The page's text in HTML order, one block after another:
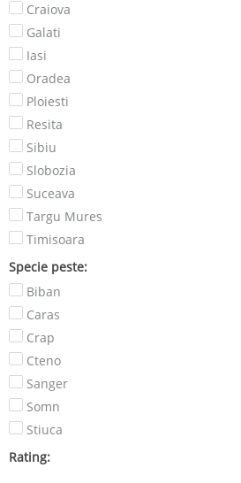
Craiova
Galati
Iasi
Oradea
Ploiesti
Resita
Sibiu
Slobozia
Suceava
Targu Mures
Timisoara
Specie peste:
Biban
Caras
Crap
Cteno
Sanger
Somn
Stiuca
Rating: